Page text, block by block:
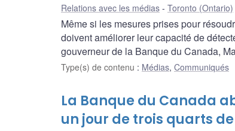
Relations avec les médias Toronto (Ontario)
Même si les mesures prises pour
doivent améliorer leur capacité de
gouverneur de la Banque du Canada,
Type(s) de contenu : Médias, Communiqués
La Banque du Canada
un jour de trois quarts